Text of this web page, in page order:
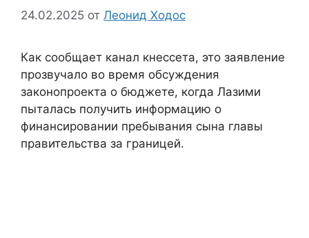
24.02.2025 от Леонид Ходос
Как сообщает канал кнессета, это заявление
прозвучало во время обсуждения
законопроекта о бюджете, когда Лазими
пыталась получить информацию о
финансировании пребывания сына главы
правительства за границей.